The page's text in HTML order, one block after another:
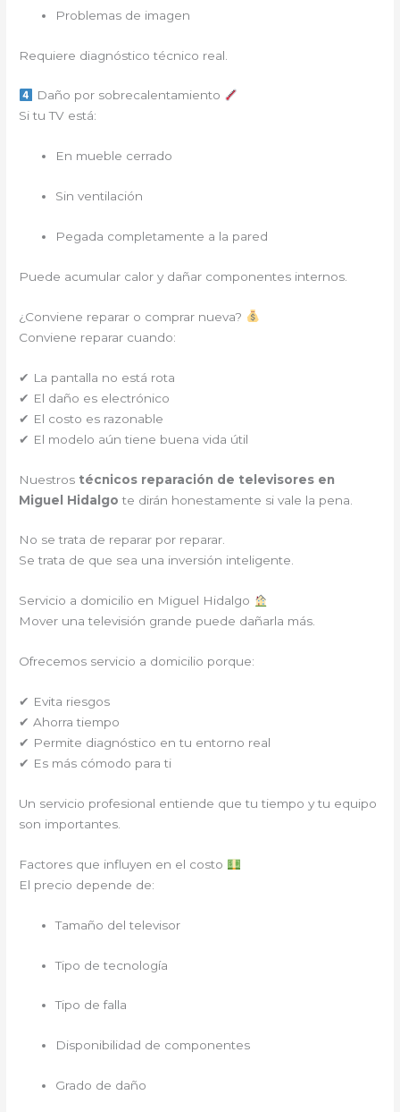
Problemas de imagen
Requiere diagnóstico técnico real.
Daño por sobrecalentamiento
Si tu TV está:
En mueble cerrado
Sin ventilación
Pegada completamente a la pared
Puede acumular calor y dañar componentes internos.
¿Conviene reparar o comprar nueva?
Conviene reparar cuando:
✔ La pantalla no está rota
✔ El daño es electrónico
✔ El costo es razonable
✔ El modelo aún tiene buena vida útil
Nuestros técnicos reparación de televisores en
Miguel Hidalgo te dirán honestamente si vale la pena.
No se trata de reparar por reparar.
Se trata de que sea una inversión inteligente.
Servicio a domicilio en Miguel Hidalgo
Mover una televisión grande puede dañarla más.
Ofrecemos servicio a domicilio porque:
✔ Evita riesgos
✔ Ahorra tiempo
✔ Permite diagnóstico en tu entorno real
✔ Es más cómodo para ti
Un servicio profesional entiende que tu tiempo y tu equipo
son importantes.
Factores que influyen en el costo
El precio depende de:
Tamaño del televisor
Tipo de tecnología
Tipo de falla
Disponibilidad de componentes
Grado de daño